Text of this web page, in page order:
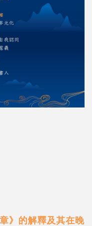
》的解釋及其在晚